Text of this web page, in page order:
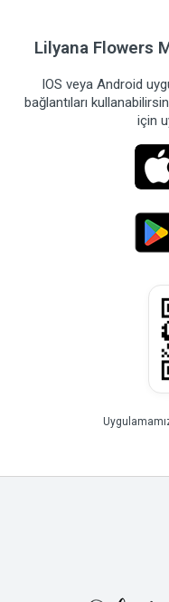
Lilyana Flowers
IOS veya Android
bağlantıları
için